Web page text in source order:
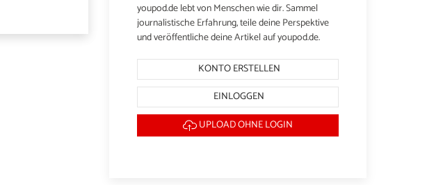
youpod.de lebt von Menschen wie dir. Sammel
journalistische Erfahrung, teile deine Perspektive
und veröffentliche deine Artikel auf youpod.de.
KONTO ERSTELLEN
EINLOGGEN
UPLOAD OHNE LOGIN